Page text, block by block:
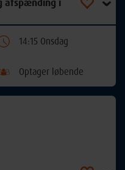
14:15 Onsdag
Optager løbende